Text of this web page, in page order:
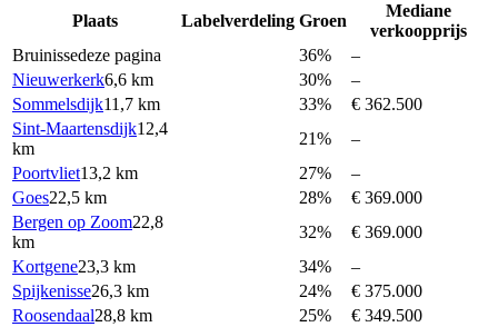
Plaats Labelverdeling Groen
Mediane
verkoopprijs
Bruinissedeze pagina 36%
–
Nieuwerkerk6,6 km 30%
–
Sommelsdijk11,7 km 33%
€ 362.500
Sint-Maartensdijk12,4
km
21%
–
Poortvliet13,2 km 27%
–
Goes22,5 km 28%
€ 369.000
Bergen op Zoom22,8
km
32%
€ 369.000
Kortgene23,3 km 34%
–
Spijkenisse26,3 km 24%
€ 375.000
Roosendaal28,8 km 25%
€ 349.500